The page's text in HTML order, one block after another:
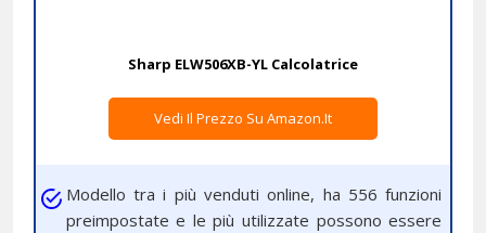
Sharp ELW506XB-YL Calcolatrice
Vedi Il Prezzo Su Amazon.it
Modello tra i più venduti online, ha 556 funzioni
preimpostate e le più utilizzate possono essere